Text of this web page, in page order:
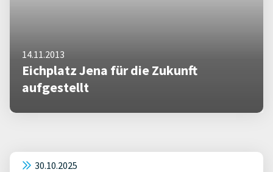
14.11.2013
Eichplatz Jena für die Zukunft
aufgestellt
30.10.2025